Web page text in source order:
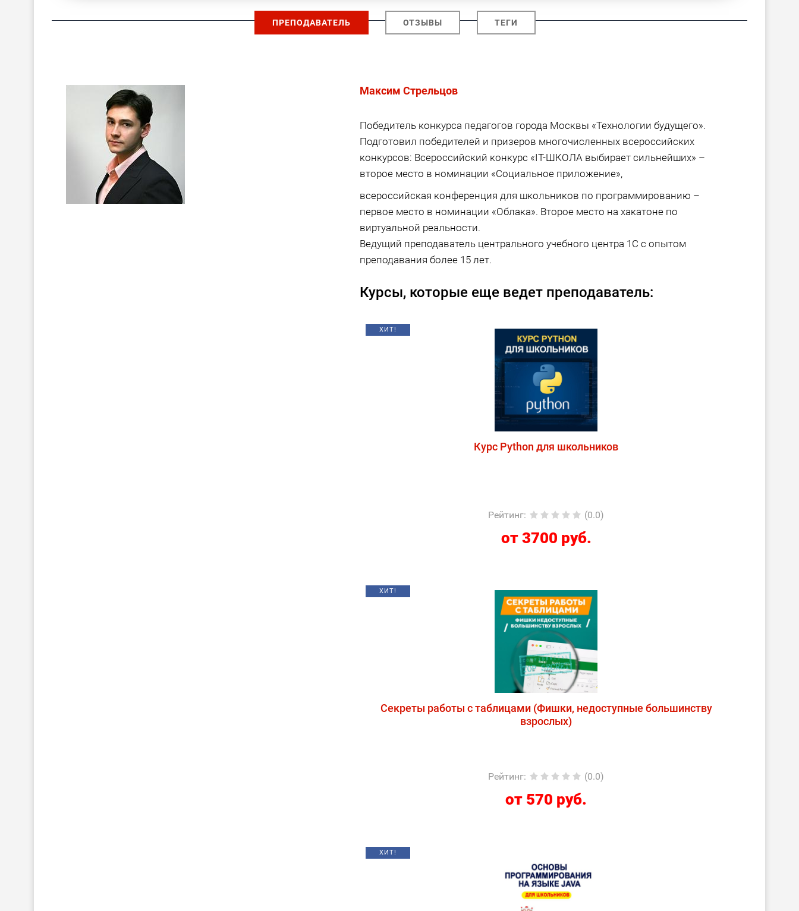
ПРЕПОДАВАТЕЛЬ ОТЗЫВЫ ТЕГИ
Максим Стрельцов
Победитель конкурса педагогов города Москвы «Технологии будущего».
Подготовил победителей и призеров многочисленных всероссийских
конкурсов: Всероссийский конкурс «IT-ШКОЛА выбирает сильнейших» –
второе место в номинации «Социальное приложение»,
всероссийская конференция для школьников по программированию –
первое место в номинации «Облака». Второе место на хакатоне по
виртуальной реальности.
Ведущий преподаватель центрального учебного центра 1С с опытом
преподавания более 15 лет.
Курсы, которые еще ведет преподаватель:
ХИТ!
Курс Python для школьников
Рейтинг: (0.0)
от 3700 руб.
ХИТ!
Секреты работы с таблицами (Фишки, недоступные большинству
взрослых)
Рейтинг: (0.0)
от 570 руб.
ХИТ!